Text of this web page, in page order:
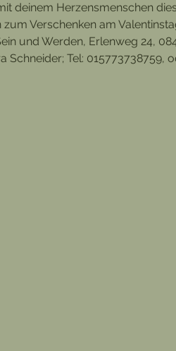
deinem Herzensmenschen
Verschenken am
und Werden, Erlenweg 24,
Schneider; Tel: 015773738759,